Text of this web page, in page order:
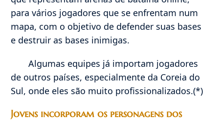
para vários jogadores que se enfrentam num
mapa, com o objetivo de defender suas bases
e destruir as bases inimigas.
Algumas equipes já importam jogadores
de outros países, especialmente da Coreia do
Sul, onde eles são muito profissionalizados.(*)
Jovens incorporam os personagens dos